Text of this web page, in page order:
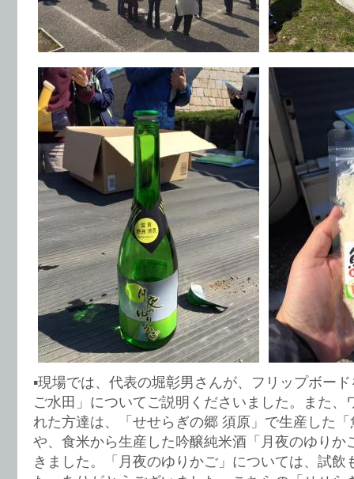
▪︎現場では、代表の堀彰男さんが、フリップボー
ご水田」についてご説明くださいました。また、
れた方達は、「せせらぎの郷 須原」で生産した
や、食米から生産した吟醸純米酒「月夜のゆりか
きました。「月夜のゆりかご」については、試飲